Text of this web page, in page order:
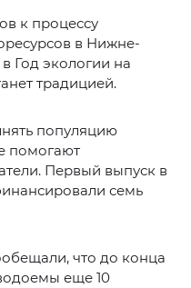
к процессу
в Нижне-
Год экологии на
традицией.
популяцию
помогают
Первый выпуск в
семь
что до конца
еще 10